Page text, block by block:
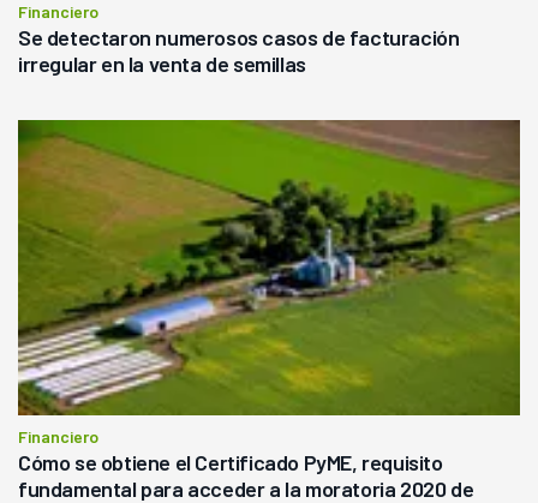
Financiero
Se detectaron numerosos casos de facturación
irregular en la venta de semillas
Financiero
Cómo se obtiene el Certificado PyME, requisito
fundamental para acceder a la moratoria 2020 de